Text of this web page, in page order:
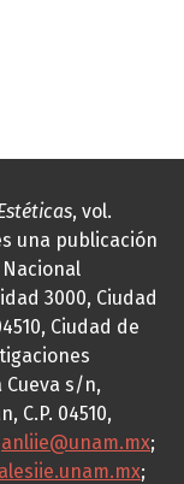
, vol.
una publicación
3000, Ciudad
Ciudad de
Cueva s/n,
C.P. 04510,
anliie@unam.mx;
;